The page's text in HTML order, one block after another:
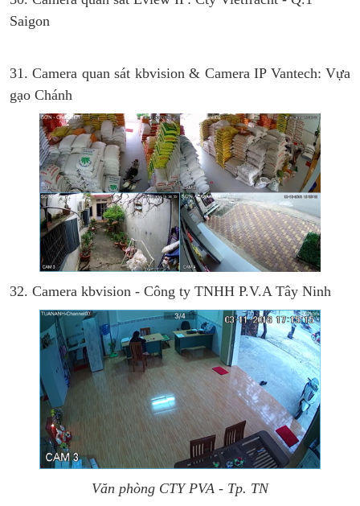
Saigon
31. Camera quan sát kbvision & Camera IP Vantech: Vựa
gạo Chánh
32. Camera kbvision - Công ty TNHH P.V.A Tây Ninh
Văn phòng CTY PVA - Tp. TN